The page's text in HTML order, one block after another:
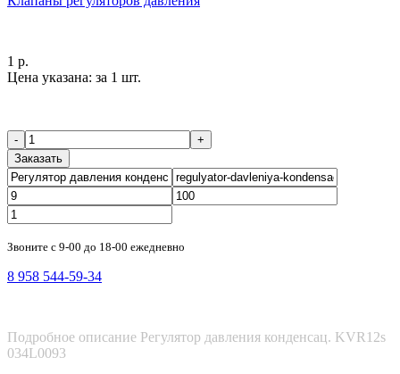
1 р.
Цена указана: за 1 шт.
-
+
Заказать
Звоните с 9-00 до 18-00 ежедневно
8 958 544-59-34
Подробное описание Регулятор давления конденсац. KVR12s
034L0093